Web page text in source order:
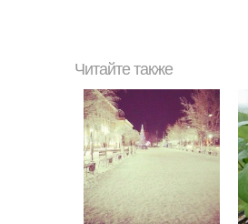
Читайте также